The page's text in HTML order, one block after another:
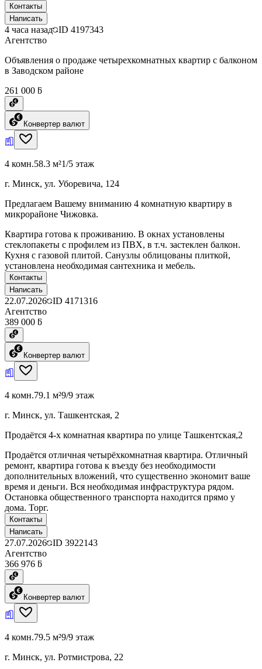
Контакты
Написать
4 часа назад ID 4197343
Агентство
Объявления о продаже четырехкомнатных квартир с балконом
в Заводском районе
261 000 ƃ
Конвертер валют
4 комн.58.3 м²1/5 этаж
г. Минск, ул. Уборевича, 124
Предлагаем Вашему вниманию 4 комнатную квартиру в
микрорайоне Чижовка.
Квартира готова к проживанию. В окнах установлены
стеклопакеты с профилем из ПВХ, в т.ч. застеклен балкон.
Кухня с газовой плитой. Санузлы облицованы плиткой,
установлена необходимая сантехника и мебель.
Контакты
Написать
22.07.2026 ID 4171316
Агентство
389 000 ƃ
Конвертер валют
4 комн.79.1 м²9/9 этаж
г. Минск, ул. Ташкентская, 2
Продаётся 4-х комнатная квартира по улице Ташкентская,2
Продаётся отличная четырёхкомнатная квартира. Отличный
ремонт, квартира готова к въезду без необходимости
дополнительных вложений, что существенно экономит ваше
время и деньги. Вся необходимая инфраструктура рядом.
Остановка общественного транспорта находится прямо у
дома. Торг.
Контакты
Написать
27.07.2026 ID 3922143
Агентство
366 976 ƃ
Конвертер валют
4 комн.79.5 м²9/9 этаж
г. Минск, ул. Ротмистрова, 22